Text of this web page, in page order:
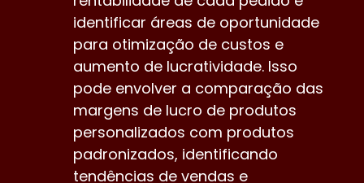
identificar áreas de oportunidade
para otimização de custos e
aumento de lucratividade. Isso
pode envolver a comparação das
margens de lucro de produtos
personalizados com produtos
padronizados, identificando
tendências de vendas e